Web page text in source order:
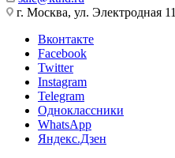
г. Москва, ул. Электродная 11
Вконтакте
Facebook
Twitter
Instagram
Telegram
Одноклассники
WhatsApp
Яндекс.Дзен